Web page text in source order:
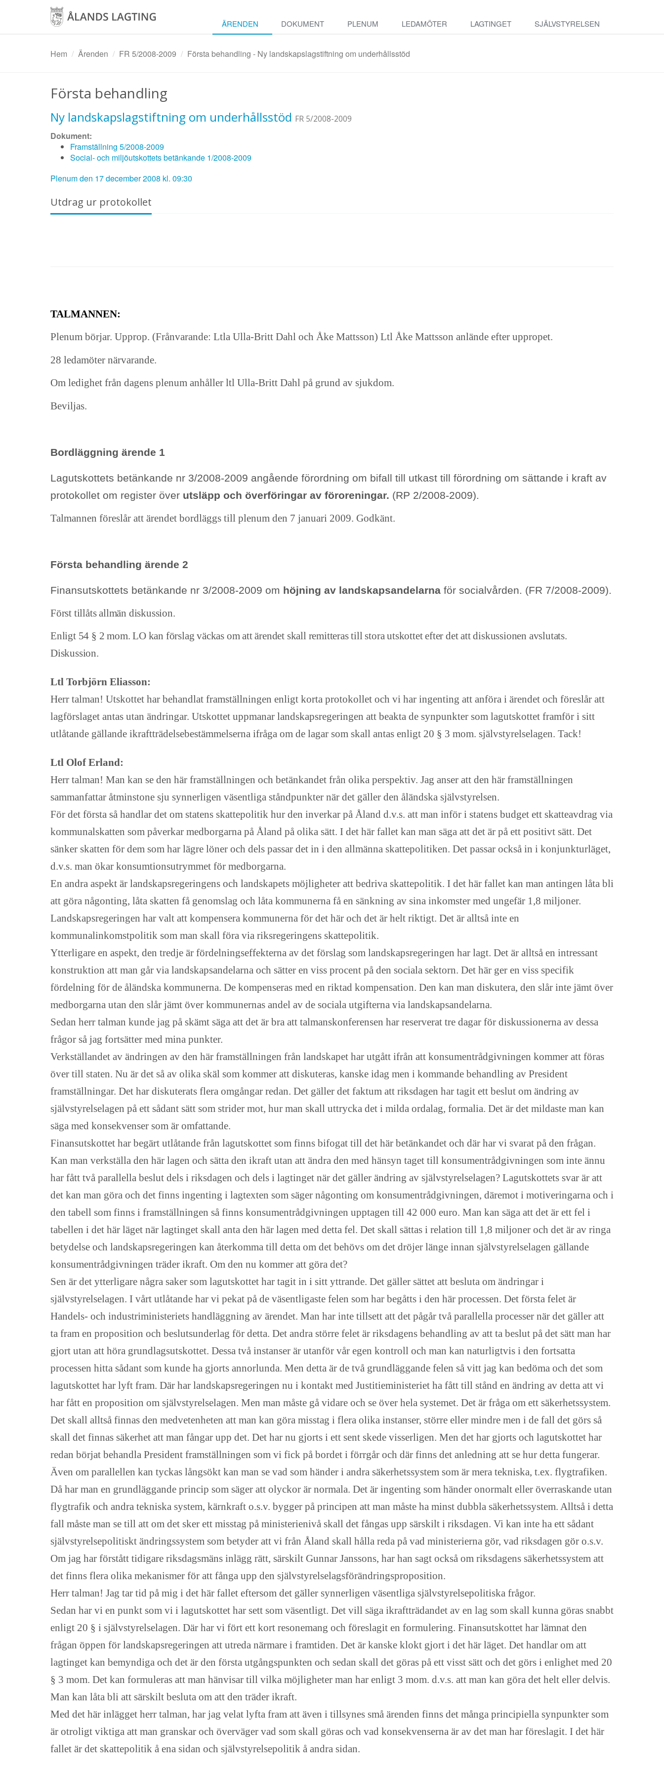
ÄRENDEN DOKUMENT PLENUM LEDAMÖTER LAGTINGET SJÄLVSTYRELSEN
Hem Ärenden FR 5/2008-2009 Första behandling - Ny landskapslagstiftning om underhållsstöd
Första behandling
Ny landskapslagstiftning om underhållsstöd FR 5/2008-2009
Dokument:
Framställning 5/2008-2009
Social- och miljöutskottets betänkande 1/2008-2009
Plenum den 17 december 2008 kl. 09:30
Utdrag ur protokollet
TALMANNEN:
Plenum börjar. Upprop. (Frånvarande: Ltla Ulla-Britt Dahl och Åke Mattsson) Ltl Åke Mattsson anlände efter uppropet.
28 ledamöter närvarande.
Om ledighet från dagens plenum anhåller ltl Ulla-Britt Dahl på grund av sjukdom.
Beviljas.
Bordläggning ärende 1
Lagutskottets betänkande nr 3/2008-2009 angående förordning om bifall till utkast till förordning om sättande i kraft av
protokollet om register över utsläpp och överföringar av föroreningar. (RP 2/2008-2009).
Talmannen föreslår att ärendet bordläggs till plenum den 7 januari 2009. Godkänt.
Första behandling ärende 2
Finansutskottets betänkande nr 3/2008-2009 om höjning av landskapsandelarna för socialvården. (FR 7/2008-2009).
Först tillåts allmän diskussion.
Enligt 54 § 2 mom. LO kan förslag väckas om att ärendet skall remitteras till stora utskottet efter det att diskussionen avslutats.
Diskussion.
Ltl Torbjörn Eliasson:
Herr talman! Utskottet har behandlat framställningen enligt korta protokollet och vi har ingenting att anföra i ärendet och föreslår att
lagförslaget antas utan ändringar. Utskottet uppmanar landskapsregeringen att beakta de synpunkter som lagutskottet framför i sitt
utlåtande gällande ikraftträdelsebestämmelserna ifråga om de lagar som skall antas enligt 20 § 3 mom. självstyrelselagen. Tack!
Ltl Olof Erland:
Herr talman! Man kan se den här framställningen och betänkandet från olika perspektiv. Jag anser att den här framställningen
sammanfattar åtminstone sju synnerligen väsentliga ståndpunkter när det gäller den åländska självstyrelsen.
För det första så handlar det om statens skattepolitik hur den inverkar på Åland d.v.s. att man inför i statens budget ett skatteavdrag via
kommunalskatten som påverkar medborgarna på Åland på olika sätt. I det här fallet kan man säga att det är på ett positivt sätt. Det
sänker skatten för dem som har lägre löner och dels passar det in i den allmänna skattepolitiken. Det passar också in i konjunkturläget,
d.v.s. man ökar konsumtionsutrymmet för medborgarna.
En andra aspekt är landskapsregeringens och landskapets möjligheter att bedriva skattepolitik. I det här fallet kan man antingen låta bli
att göra någonting, låta skatten få genomslag och låta kommunerna få en sänkning av sina inkomster med ungefär 1,8 miljoner.
Landskapsregeringen har valt att kompensera kommunerna för det här och det är helt riktigt. Det är alltså inte en
kommunalinkomstpolitik som man skall föra via riksregeringens skattepolitik.
Ytterligare en aspekt, den tredje är fördelningseffekterna av det förslag som landskapsregeringen har lagt. Det är alltså en intressant
konstruktion att man går via landskapsandelarna och sätter en viss procent på den sociala sektorn. Det här ger en viss specifik
fördelning för de åländska kommunerna. De kompenseras med en riktad kompensation. Den kan man diskutera, den slår inte jämt över
medborgarna utan den slår jämt över kommunernas andel av de sociala utgifterna via landskapsandelarna.
Sedan herr talman kunde jag på skämt säga att det är bra att talmanskonferensen har reserverat tre dagar för diskussionerna av dessa
frågor så jag fortsätter med mina punkter.
Verkställandet av ändringen av den här framställningen från landskapet har utgått ifrån att konsumentrådgivningen kommer att föras
över till staten. Nu är det så av olika skäl som kommer att diskuteras, kanske idag men i kommande behandling av President
framställningar. Det har diskuterats flera omgångar redan. Det gäller det faktum att riksdagen har tagit ett beslut om ändring av
självstyrelselagen på ett sådant sätt som strider mot, hur man skall uttrycka det i milda ordalag, formalia. Det är det mildaste man kan
säga med konsekvenser som är omfattande.
Finansutskottet har begärt utlåtande från lagutskottet som finns bifogat till det här betänkandet och där har vi svarat på den frågan.
Kan man verkställa den här lagen och sätta den ikraft utan att ändra den med hänsyn taget till konsumentrådgivningen som inte ännu
har fått två parallella beslut dels i riksdagen och dels i lagtinget när det gäller ändring av självstyrelselagen? Lagutskottets svar är att
det kan man göra och det finns ingenting i lagtexten som säger någonting om konsumentrådgivningen, däremot i motiveringarna och i
den tabell som finns i framställningen så finns konsumentrådgivningen upptagen till 42 000 euro. Man kan säga att det är ett fel i
tabellen i det här läget när lagtinget skall anta den här lagen med detta fel. Det skall sättas i relation till 1,8 miljoner och det är av ringa
betydelse och landskapsregeringen kan återkomma till detta om det behövs om det dröjer länge innan självstyrelselagen gällande
konsumentrådgivningen träder ikraft. Om den nu kommer att göra det?
Sen är det ytterligare några saker som lagutskottet har tagit in i sitt yttrande. Det gäller sättet att besluta om ändringar i
självstyrelselagen. I vårt utlåtande har vi pekat på de väsentligaste felen som har begåtts i den här processen. Det första felet är
Handels- och industriministeriets handläggning av ärendet. Man har inte tillsett att det pågår två parallella processer när det gäller att
ta fram en proposition och beslutsunderlag för detta. Det andra större felet är riksdagens behandling av att ta beslut på det sätt man har
gjort utan att höra grundlagsutskottet. Dessa två instanser är utanför vår egen kontroll och man kan naturligtvis i den fortsatta
processen hitta sådant som kunde ha gjorts annorlunda. Men detta är de två grundläggande felen så vitt jag kan bedöma och det som
lagutskottet har lyft fram. Där har landskapsregeringen nu i kontakt med Justitieministeriet ha fått till stånd en ändring av detta att vi
har fått en proposition om självstyrelselagen. Men man måste gå vidare och se över hela systemet. Det är fråga om ett säkerhetssystem.
Det skall alltså finnas den medvetenheten att man kan göra misstag i flera olika instanser, större eller mindre men i de fall det görs så
skall det finnas säkerhet att man fångar upp det. Det har nu gjorts i ett sent skede visserligen. Men det har gjorts och lagutskottet har
redan börjat behandla President framställningen som vi fick på bordet i förrgår och där finns det anledning att se hur detta fungerar.
Även om parallellen kan tyckas långsökt kan man se vad som händer i andra säkerhetssystem som är mera tekniska, t.ex. flygtrafiken.
Då har man en grundläggande princip som säger att olyckor är normala. Det är ingenting som händer onormalt eller överraskande utan
flygtrafik och andra tekniska system, kärnkraft o.s.v. bygger på principen att man måste ha minst dubbla säkerhetssystem. Alltså i detta
fall måste man se till att om det sker ett misstag på ministerienivå skall det fångas upp särskilt i riksdagen. Vi kan inte ha ett sådant
självstyrelsepolitiskt ändringssystem som betyder att vi från Åland skall hålla reda på vad ministerierna gör, vad riksdagen gör o.s.v.
Om jag har förstått tidigare riksdagsmäns inlägg rätt, särskilt Gunnar Janssons, har han sagt också om riksdagens säkerhetssystem att
det finns flera olika mekanismer för att fånga upp den självstyrelselagsförändringsproposition.
Herr talman! Jag tar tid på mig i det här fallet eftersom det gäller synnerligen väsentliga självstyrelsepolitiska frågor.
Sedan har vi en punkt som vi i lagutskottet har sett som väsentligt. Det vill säga ikraftträdandet av en lag som skall kunna göras snabbt
enligt 20 § i självstyrelselagen. Där har vi fört ett kort resonemang och föreslagit en formulering. Finansutskottet har lämnat den
frågan öppen för landskapsregeringen att utreda närmare i framtiden. Det är kanske klokt gjort i det här läget. Det handlar om att
lagtinget kan bemyndiga och det är den första utgångspunkten och sedan skall det göras på ett visst sätt och det görs i enlighet med 20
§ 3 mom. Det kan formuleras att man hänvisar till vilka möjligheter man har enligt 3 mom. d.v.s. att man kan göra det helt eller delvis.
Man kan låta bli att särskilt besluta om att den träder ikraft.
Med det här inlägget herr talman, har jag velat lyfta fram att även i tillsynes små ärenden finns det många principiella synpunkter som
är otroligt viktiga att man granskar och överväger vad som skall göras och vad konsekvenserna är av det man har föreslagit. I det här
fallet är det skattepolitik å ena sidan och självstyrelsepolitik å andra sidan.